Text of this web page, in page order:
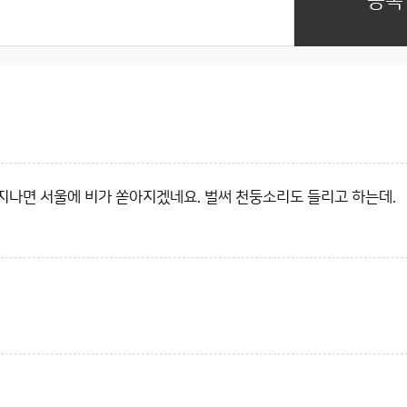
면 서울에 비가 쏟아지겠네요. 벌써 천둥소리도 들리고 하는데.